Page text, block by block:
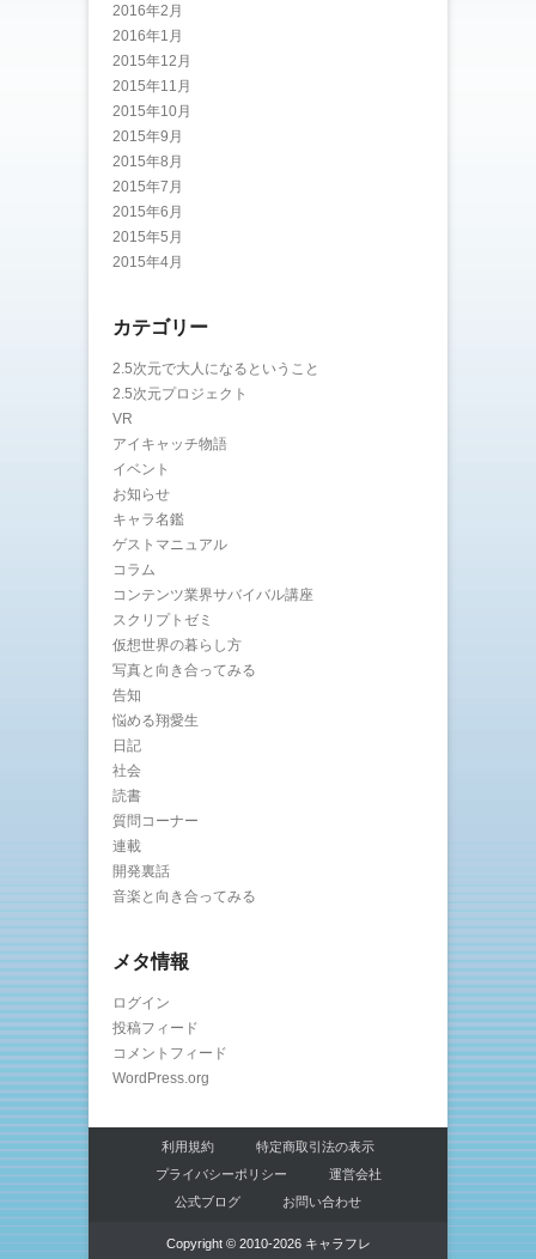
2016年2月
2016年1月
2015年12月
2015年11月
2015年10月
2015年9月
2015年8月
2015年7月
2015年6月
2015年5月
2015年4月
カテゴリー
2.5次元で大人になるということ
2.5次元プロジェクト
VR
アイキャッチ物語
イベント
お知らせ
キャラ名鑑
ゲストマニュアル
コラム
コンテンツ業界サバイバル講座
スクリプトゼミ
仮想世界の暮らし方
写真と向き合ってみる
告知
悩める翔愛生
日記
社会
読書
質問コーナー
連載
開発裏話
音楽と向き合ってみる
メタ情報
ログイン
投稿フィード
コメントフィード
WordPress.org
利用規約
特定商取引法の表示
プライバシーポリシー
運営会社
公式ブログ
お問い合わせ
Copyright © 2010-2026 キャラフレ